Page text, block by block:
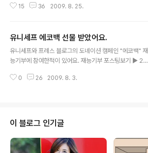
책상의 위의 보물은 무엇이 있을까라는 생각을 하게 됐습
거창한 타이틀을 달만한 녀석은 쉽게 찾을 수가 없었어요.
게다가 책상위라는 국한된 범위에서 보물을 찾기란 더욱
힘든 일이었습니다. 그래서 무작정 카메라로 책상 위를 찍
에 스피커, 마우스, 모뎀, 키보드 등 컴퓨터 관련 제품이 눈
15 36 2009. 8. 25.
유니세프 에코백 선물 받았어요.
유니세프와 프레스 블로그의 도네이션 캠페인 "에코백" 재
능기부에 참여한적이 있어요. 재능기부 포스팅보기 ▶ 20
참여자 가운데 20명을 선정하여 "유니세프 기념 선물"을
요. 요로코롬 유니세프한국위원회에서 직접 포장을 하여
배송해줬어요. 재생지로 만든 종이 봉투가 더욱 유니세프
의 정을 느끼게 해줬어요. 에코백의 한쪽 면에는 유니세프
로고와 영문 글자가 새겨져 있어요. 자수나 나염이 아닌 염
0 26 2009. 8. 3.
이 블로그 인기글